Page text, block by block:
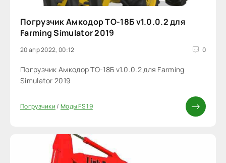
Погрузчик Амкодор ТО-18Б v1.0.0.2 для
Farming Simulator 2019
20 апр 2022, 00:12 0
Погрузчик Амкодор ТО-18Б v1.0.0.2 для Farming
Simulator 2019
Погрузчики/ Моды FS 19